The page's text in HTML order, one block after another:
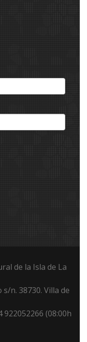
de la Isla de La
n. 38730. Villa de
922052266 (08:00h